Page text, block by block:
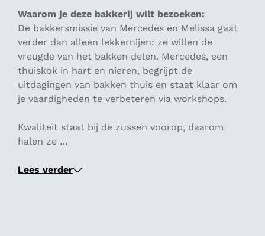
Waarom je deze bakkerij wilt bezoeken:
De bakkersmissie van Mercedes en Melissa gaat
verder dan alleen lekkernijen: ze willen de
vreugde van het bakken delen. Mercedes, een
thuiskok in hart en nieren, begrijpt de
uitdagingen van bakken thuis en staat klaar om
je vaardigheden te verbeteren via workshops.
Kwaliteit staat bij de zussen voorop, daarom
halen ze …
Lees verder